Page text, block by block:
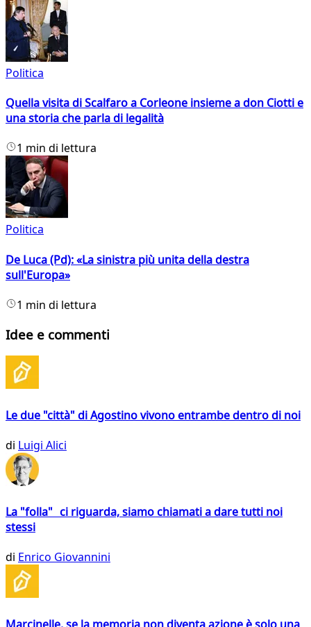
Politica
Quella visita di Scalfaro a Corleone insieme a don Ciotti e
una storia che parla di legalità
1 min di lettura
Politica
De Luca (Pd): «La sinistra più unita della destra
sull'Europa»
1 min di lettura
Idee e commenti
Le due "città" di Agostino vivono entrambe dentro di noi
di Luigi Alici
La "folla" ci riguarda, siamo chiamati a dare tutti noi
stessi
di Enrico Giovannini
Marcinelle, se la memoria non diventa azione è solo una